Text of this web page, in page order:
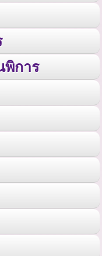
การ